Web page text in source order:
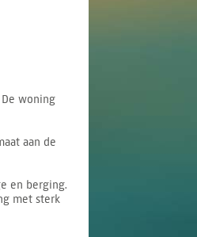
woning
aan de
en berging.
met sterk